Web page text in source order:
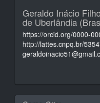
Geraldo Inácio
de Uberlândia
https://orcid.org/0000-
http://lattes.cnpq.br/